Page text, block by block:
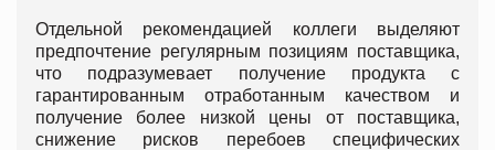
Отдельной рекомендацией коллеги выделяют
предпочтение регулярным позициям поставщика,
что подразумевает получение продукта с
гарантированным отработанным качеством и
получение более низкой цены от поставщика,
снижение рисков перебоев специфических